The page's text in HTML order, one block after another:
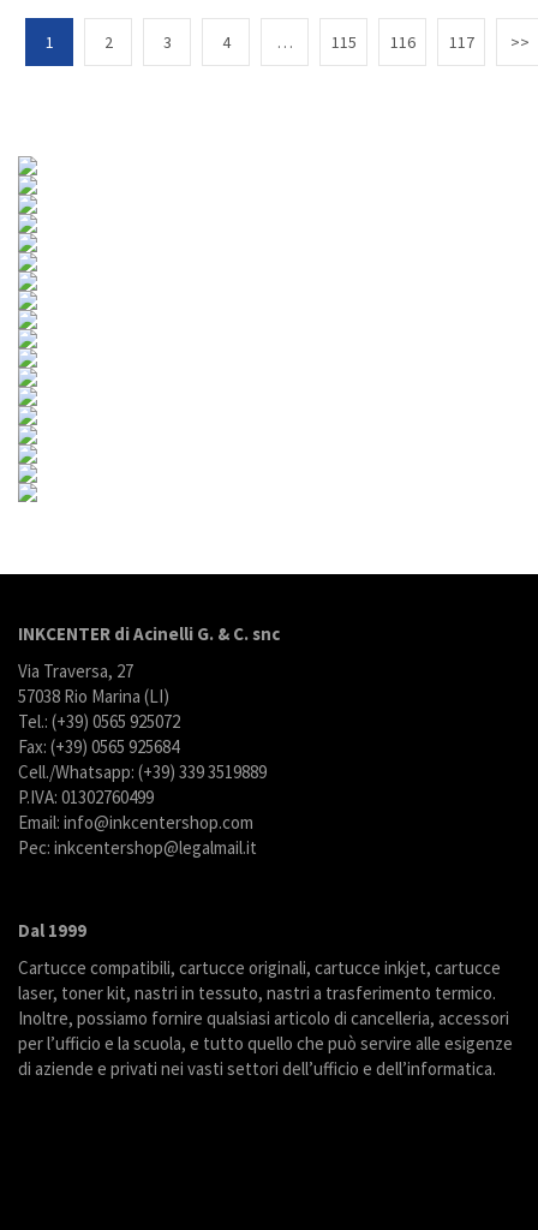
1 2 3 4 … 115 116 117
INKCENTER di Acinelli G. & C. snc
Via Traversa, 27
57038 Rio Marina (LI)
Tel.: (+39) 0565 925072
Fax: (+39) 0565 925684
Cell./Whatsapp: (+39) 339 3519889
P.IVA: 01302760499
Email: info@inkcentershop.com
Pec: inkcentershop@legalmail.it
Dal 1999
Cartucce compatibili, cartucce originali, cartucce inkjet, cartucce
laser, toner kit, nastri in tessuto, nastri a trasferimento termico.
Inoltre, possiamo fornire qualsiasi articolo di cancelleria, accessori
per l’ufficio e la scuola, e tutto quello che può servire alle esigenze
di aziende e privati nei vasti settori dell’ufficio e dell’informatica.